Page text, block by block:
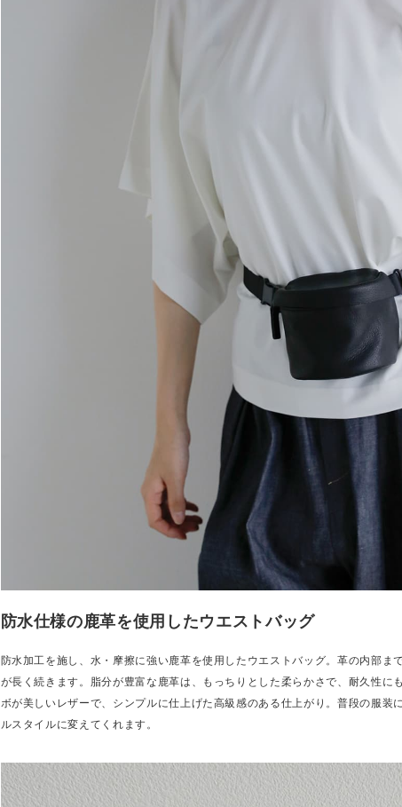
防水仕様の鹿革を使用したウエストバッグ
防水加工を施し、水・摩擦に強い鹿革を使用したウエストバッグ。革の内部ま
が長く続きます。脂分が豊富な鹿革は、もっちりとした柔らかさで、耐久性に
ボが美しいレザーで、シンプルに仕上げた高級感のある仕上がり。普段の服装
ルスタイルに変えてくれます。